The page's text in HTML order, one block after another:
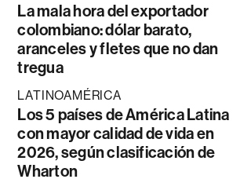
La mala hora del exportador
colombiano: dólar barato,
aranceles y fletes que no dan
tregua
LATINOAMÉRICA
Los 5 países de América Latina
con mayor calidad de vida en
2026, según clasificación de
Wharton